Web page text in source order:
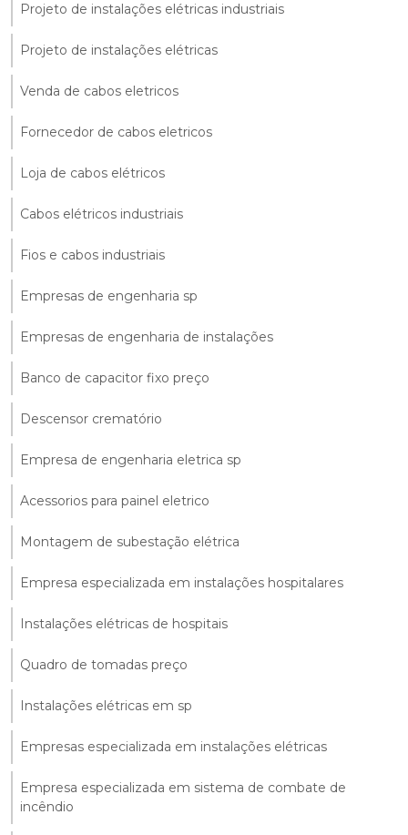
Projeto de instalações elétricas industriais
Projeto de instalações elétricas
Venda de cabos eletricos
Fornecedor de cabos eletricos
Loja de cabos elétricos
Cabos elétricos industriais
Fios e cabos industriais
Empresas de engenharia sp
Empresas de engenharia de instalações
Banco de capacitor fixo preço
Descensor crematório
Empresa de engenharia eletrica sp
Acessorios para painel eletrico
Montagem de subestação elétrica
Empresa especializada em instalações hospitalares
Instalações elétricas de hospitais
Quadro de tomadas preço
Instalações elétricas em sp
Empresas especializada em instalações elétricas
Empresa especializada em sistema de combate de
incêndio